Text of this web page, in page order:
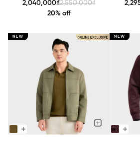
Bomber Aristino Regular Fit
AJK600EDP01
2,040,000₫2,550,000₫
20% off
NEW NEW